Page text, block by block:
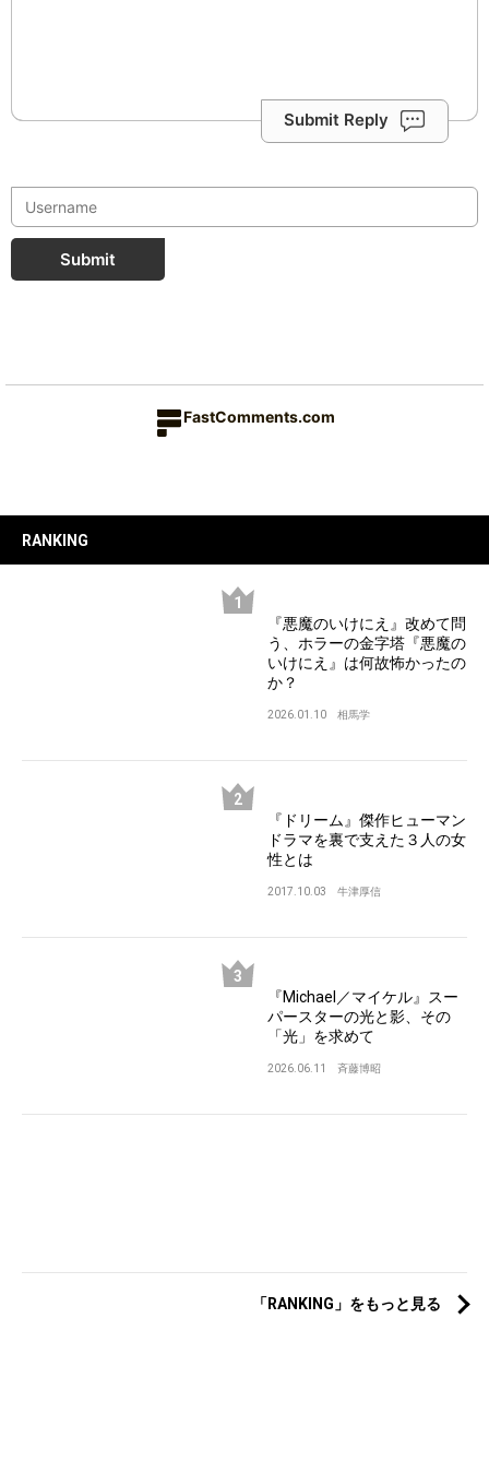
Submit Reply
Submit
FastComments.com
RANKING
『悪魔のいけにえ』改めて問
う、ホラーの金字塔『悪魔の
いけにえ』は何故怖かったの
か？
2026.01.10 相馬学
『ドリーム』傑作ヒューマン
ドラマを裏で支えた３人の女
性とは
2017.10.03 牛津厚信
『Michael／マイケル』スー
パースターの光と影、その
「光」を求めて
2026.06.11 斉藤博昭
「RANKING」をもっと見る